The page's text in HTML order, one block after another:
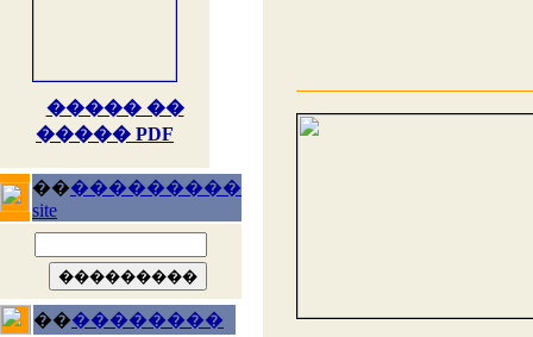
����� ��
����� PDF
�����������
site
����������